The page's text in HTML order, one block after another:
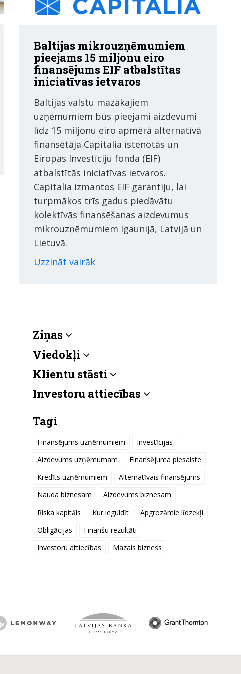
Baltijas mikrouzņēmumiem
pieejams 15 miljonu eiro
finansējums EIF atbalstītas
iniciatīvas ietvaros
Baltijas valstu mazākajiem
uzņēmumiem būs pieejami aizdevumi
līdz 15 miljonu eiro apmērā alternatīvā
finansētāja Capitalia īstenotās un
Eiropas Investīciju fonda (EIF)
atbalstītās iniciatīvas ietvaros.
Capitalia izmantos EIF garantiju, lai
turpmākos trīs gadus piedāvātu
kolektīvās finansēšanas aizdevumus
mikrouzņēmumiem Igaunijā, Latvijā un
Lietuvā.
Uzzināt vairāk
Ziņas
Viedokļi
Klientu stāsti
Investoru attiecības
Tagi
Finansējums uzņēmumiem
Investīcijas
Aizdevums uzņēmumam
Finansējuma piesaiste
Kredīts uzņēmumiem
Alternatīvais finansējums
Nauda biznesam
Aizdevums biznesam
Riska kapitāls
Kur ieguldīt
Apgrozāmie līdzekļi
Obligācijas
Finanšu rezultāti
Investoru attiecības
Mazais bizness